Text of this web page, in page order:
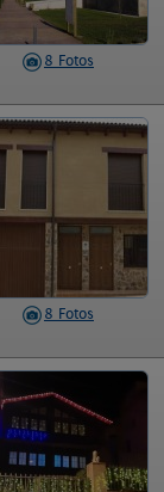
8 Fotos
8 Fotos